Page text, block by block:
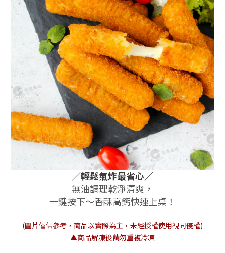
／輕鬆氣炸最省心／
無油調理乾淨清爽，
一鍵按下～香酥高鈣快速上桌！
(圖片僅供參考，商品以實際為主，未經授權使用視同侵權)
▲商品解凍後請勿重複冷凍